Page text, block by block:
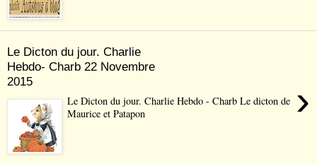
Le Dicton du jour. Charlie
Hebdo- Charb 22 Novembre
2015
›
Le Dicton du jour. Charlie Hebdo - Charb Le dicton de
Maurice et Patapon